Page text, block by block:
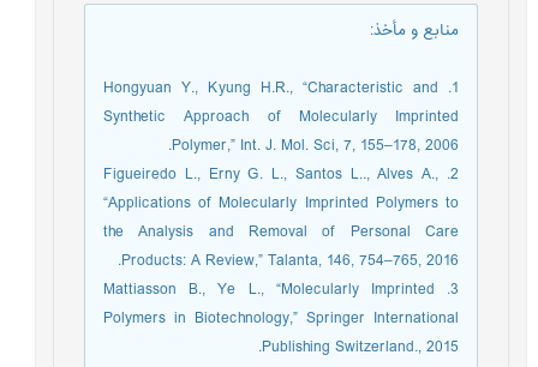
منابع و مأخذ:
1. Hongyuan Y., Kyung H.R., “Characteristic and
Synthetic Approach of Molecularly Imprinted
Polymer,” Int. J. Mol. Sci, 7, 155–178, 2006.
2. Figueiredo L., Erny G. L., Santos L.., Alves A.,
“Applications of Molecularly Imprinted Polymers to
the Analysis and Removal of Personal Care
Products: A Review,” Talanta, 146, 754–765, 2016.
3. Mattiasson B., Ye L., “Molecularly Imprinted
Polymers in Biotechnology,” Springer International
Publishing Switzerland., 2015.